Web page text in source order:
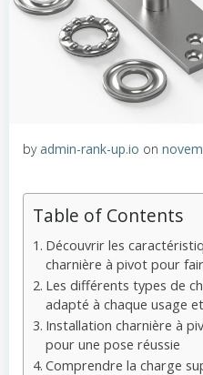
byadmin-rank-up.io on
Table of Contents
Découvrir les
charnière à pivot pour
Les différents types de
adapté à chaque usage
Installation charnière à
pour une pose réussie
Comprendre la charge